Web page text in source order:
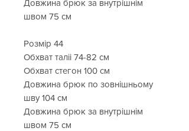
Довжина брюк за внутрішнім
швом 75 см
Розмір 44
Обхват таліі 74-82 см
Обхват стегон 100 см
Довжина брюк по зовнішньому
шву 104 см
Довжина брюк за внутрішнім
швом 75 см